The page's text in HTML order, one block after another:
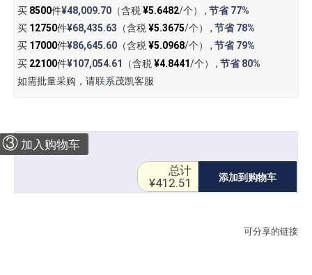
买 8500件¥48,009.70（含税¥5.6482/个） , 节省77%
买 12750件¥68,435.63 （含税¥5.3675/个） , 节省78%
买 17000件¥86,645.60（含税¥5.0968/个） , 节省79%
买 22100件¥107,054.61 （含税¥4.8441/个） , 节省80%
如需批量采购，请联系茂凯客服
③ 加入购物车
添加到购物车
总计
¥412.51
可分享的链接